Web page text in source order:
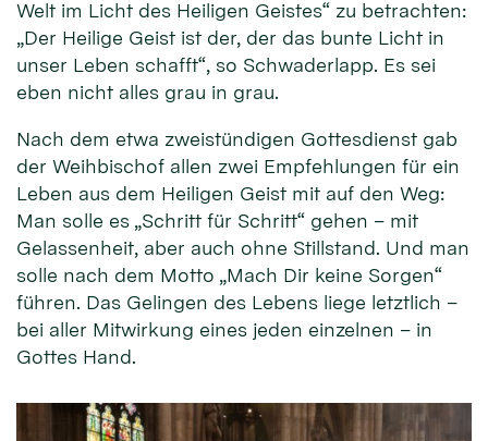
Welt im Licht des Heiligen Geistes“ zu betrachten:
„Der Heilige Geist ist der, der das bunte Licht in
unser Leben schafft“, so Schwaderlapp. Es sei
eben nicht alles grau in grau.
Nach dem etwa zweistündigen Gottesdienst gab
der Weihbischof allen zwei Empfehlungen für ein
Leben aus dem Heiligen Geist mit auf den Weg:
Man solle es „Schritt für Schritt“ gehen – mit
Gelassenheit, aber auch ohne Stillstand. Und man
solle nach dem Motto „Mach Dir keine Sorgen“
führen. Das Gelingen des Lebens liege letztlich –
bei aller Mitwirkung eines jeden einzelnen – in
Gottes Hand.